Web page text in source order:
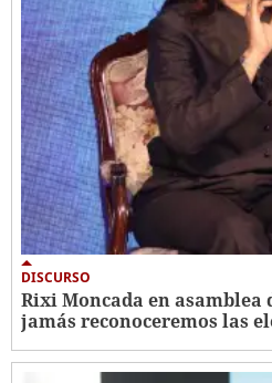
DISCURSO
Rixi Moncada en asamblea
jamás reconoceremos las